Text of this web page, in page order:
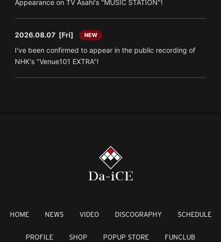
Appearance on TV Asahi's "MUSIC STATION"!
2026.08.07 [Fri] NEW
I've been confirmed to appear in the public recording of
NHK's "Venue101 EXTRA"!
HOME NEWS VIDEO DISCOGRAPHY SCHEDULE
PROFILE SHOP POPUP STORE FUNCLUB